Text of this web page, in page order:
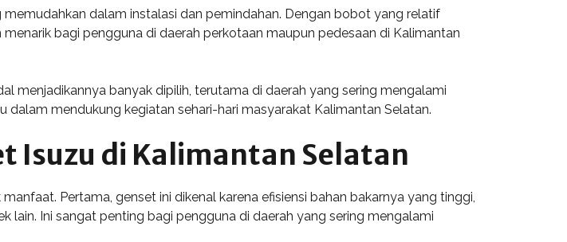
dalam instalasi dan pemindahan. Dengan bobot yang relatif
bagi pengguna di daerah perkotaan maupun pedesaan di Kalimantan
menjadikannya banyak dipilih, terutama di daerah yang sering mengalami
mendukung kegiatan sehari-hari masyarakat Kalimantan Selatan.
Isuzu di Kalimantan Selatan
Pertama, genset ini dikenal karena efisiensi bahan bakarnya yang tinggi,
Ini sangat penting bagi pengguna di daerah yang sering mengalami